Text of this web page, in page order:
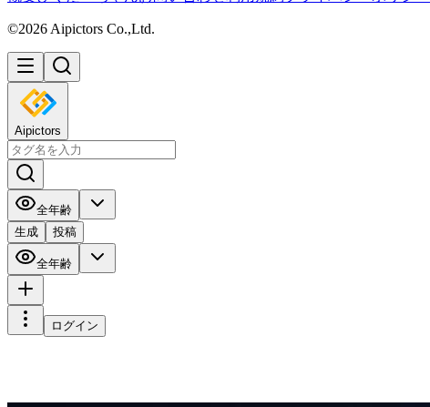
©2026 Aipictors Co.,Ltd.
Aipictors
全年齢
生成
投稿
全年齢
ログイン